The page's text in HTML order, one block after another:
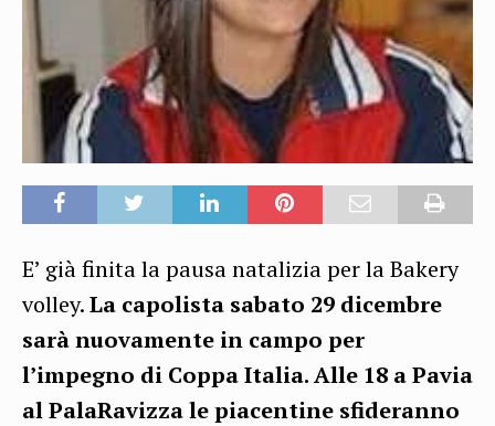
E’ già finita la pausa natalizia per la Bakery
volley.La capolista sabato 29 dicembre
sarà nuovamente in campo per
l’impegno di Coppa Italia. Alle 18 a Pavia
al PalaRavizza le piacentine sfideranno